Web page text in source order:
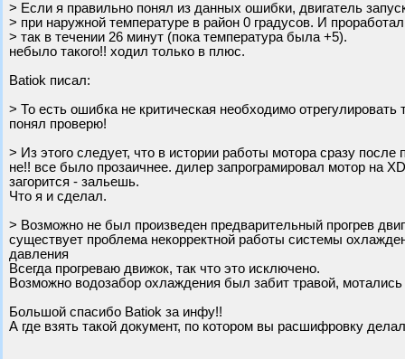
> Если я правильно понял из данных ошибки, двигатель
> при наружной температуре в район 0 градусов. И
> так в течении 26 минут (пока температура была +5).
небыло такого!! ходил только в плюс.
Batiok писал:
> То есть ошибка не критическая необходимо отрегулировать
понял проверю!
> Из этого следует, что в истории работы мотора сразу
не!! все было прозаичнее. дилер запрограмировал мотор на
загорится - зальешь.
Что я и сделал.
> Возможно не был произведен предварительный прогрев
существует проблема некорректной работы системы
давления
Всегда прогреваю движок, так что это исключено.
Возможно водозабор охлаждения был забит травой,
Большой спасибо Batiok за инфу!!
А где взять такой документ, по котором вы расшифровку